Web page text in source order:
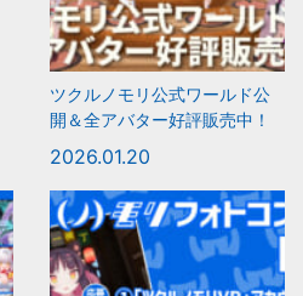
ツクルノモリ公式ワールド公
開＆全アバター好評販売中！
2026.01.20